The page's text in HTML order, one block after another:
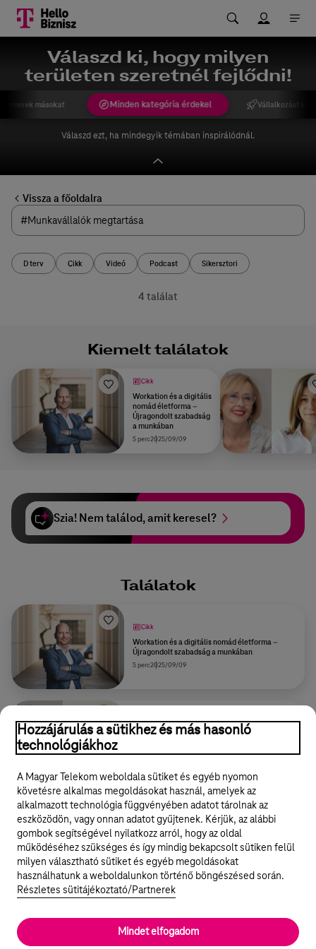
Válaszd ki, hogy milyen
területen szeretnél fejlődni!
Minden kategória érdekel Vállalkozást
másokat
Válaszd ezt, ha mindegyik témában inspirálódnál.
Vissza a főoldalra
D terv Cikk Videó Podcast Sikersztori
4 találat
Kiemelt találatok
Cikk
Workation és a digitális
nomád életforma –
Újragondolt szabadság
a munkában
5 perc2025/09/09
Szia! Nem találod, amit keresel?
Találatok
Cikk
Workation és a digitális nomád életforma –
Újragondolt szabadság a munkában
5 perc2025/09/09
A céges tehetségprogram nem csak a multik
kiépítésébe KKV-ként
Legyél a Hello Biznisz közösség tagja!
REGISZTRÁLOK/BELÉPEK
Hozzájárulás a sütikhez és más hasonló
technológiákhoz
A Magyar Telekom weboldala sütiket és egyéb nyomon
követésre alkalmas megoldásokat használ, amelyek az
alkalmazott technológia függvényében adatot tárolnak az
eszközödön, vagy onnan adatot gyűjtenek. Kérjük, az alábbi
gombok segítségével nyilatkozz arról, hogy az oldal
működéséhez szükséges és így mindig bekapcsolt sütiken felül
milyen választható sütiket és egyéb megoldásokat
használhatunk a weboldalunkon történő böngészésed során.
Részletes sütitájékoztató/Partnerek
Mindet elfogadom